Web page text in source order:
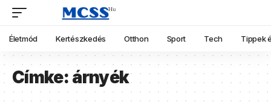
Életmód Kertészkedés Otthon Sport Tech Tippek
Címke: árnyék